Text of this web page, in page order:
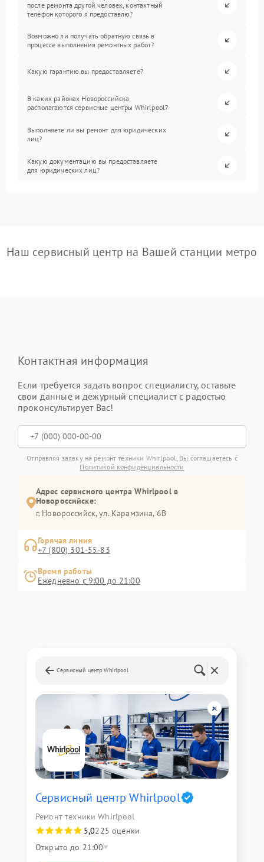
после ремонта другой человек, контактный
телефон которого я предоставлю?
Возможно ли получать обратную связь в
процессе выполнения ремонтных работ?
Какую гарантию вы предоставляете?
В каких районах Новороссийска
располагаются сервисные центры Whirlpool?
Выполняете ли вы ремонт для юридических
лиц?
Какую документацию вы предоставляете
для юридических лиц?
Наш сервисный центр на Вашей станции метро
Контактная информация
Если требуется задать вопрос специалисту, оставьте
свои данные и дежурный специалист с радостью
проконсультирует Вас!
Отправляя заявку на ремонт техники Whirlpool, Вы соглашаетесь с
Политикой конфиденциальности
Адрес сервисного центра Whirlpool в
Новороссийске:
г. Новороссийск, ул. Карамзина, 6В
Горячая линия
+7 (800) 301-55-83
Время работы
Ежедневно с 9:00 до 21:00
Сервисный центр Whirlpool
Сервисный центр Whirlpool
Ремонт техники Whirlpool
5,0225 оценки
Открыто до 21:00